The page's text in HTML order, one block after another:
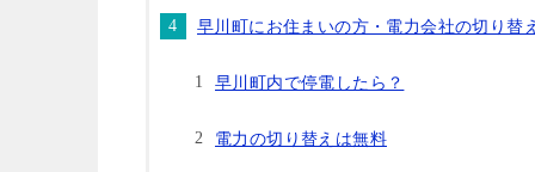
早川町にお住まいの方・電力会社の切り替え
早川町内で停電したら？
電力の切り替えは無料